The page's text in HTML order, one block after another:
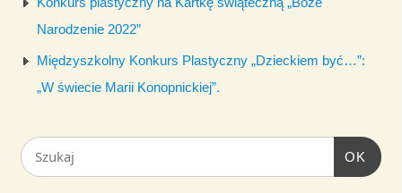
Narodzenie 2022”
Międzyszkolny Konkurs Plastyczny „Dzieckiem być…”:
„W świecie Marii Konopnickiej”.
OK